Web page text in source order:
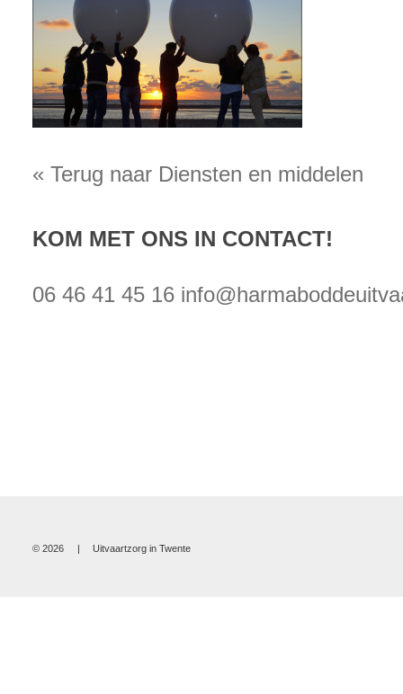
« Terug naar Diensten en middelen
KOM MET ONS IN CONTACT!
06 46 41 45 16
© 2026 | Uitvaartzorg in Twente